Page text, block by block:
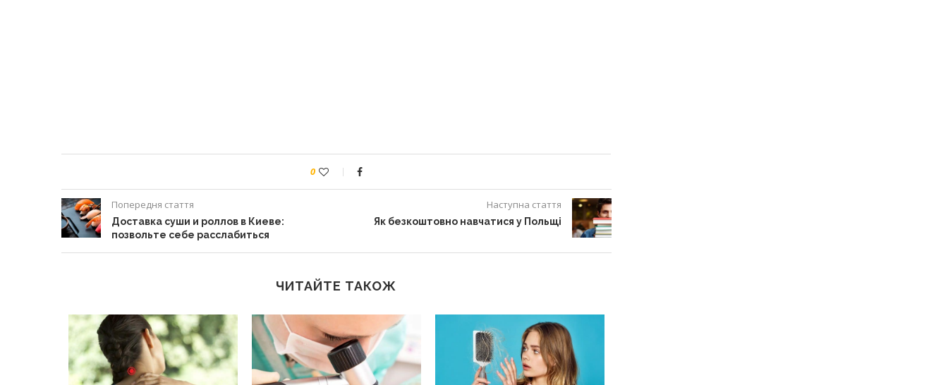
0
Попередня стаття
Доставка суши и роллов в Киеве:
позвольте себе расслабиться
Наступна стаття
Як безкоштовно навчатися у Польщі
ЧИТАЙТЕ ТАКОЖ